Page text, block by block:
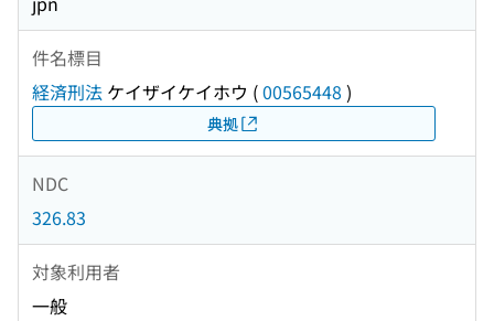
件名標目
経済刑法 ケイザイケイホウ (00565448 )
典拠
NDC
326.83
対象利用者
一般